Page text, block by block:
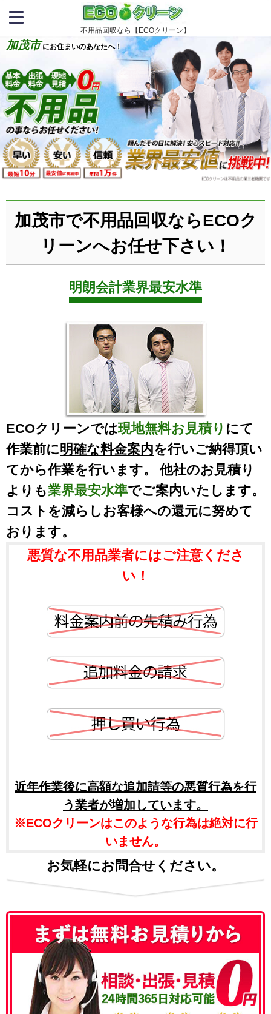
不用品回収なら【ECOクリーン】
加茂市 にお住まいのあなたへ！
加茂市で不用品回収ならECOク
リーンへお任せ下さい！
明朗会計業界最安水準
ECOクリーンでは現地無料お見積り にて
作業前に明確な料金案内を行いご納得頂い
てから作業を行います。 他社のお見積り
よりも業界最安水準でご案内いたします。
コストを減らしお客様への還元に努めて
おります。
悪質な不用品業者にはご注意くださ
い！
近年作業後に高額な追加請等の悪質行為を行
う業者が増加しています。
※ECOクリーンはこのような行為は絶対に行
いません。
お気軽にお問合せください。